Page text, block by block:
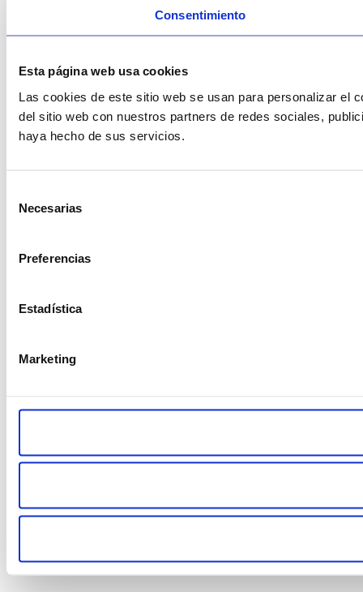
Consentimiento
Esta página web usa cookies
Las cookies de este sitio web se usan para personalizar el
del sitio web con nuestros partners de redes sociales,
haya hecho de sus servicios.
Necesarias
Preferencias
Estadística
Marketing